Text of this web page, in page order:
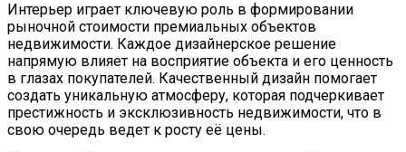
Интерьер играет ключевую роль в формировании
рыночной стоимости премиальных объектов
недвижимости. Каждое дизайнерское решение
напрямую влияет на восприятие объекта и его ценность
в глазах покупателей. Качественный дизайн помогает
создать уникальную атмосферу, которая подчеркивает
престижность и эксклюзивность недвижимости, что в
свою очередь ведет к росту её цены.